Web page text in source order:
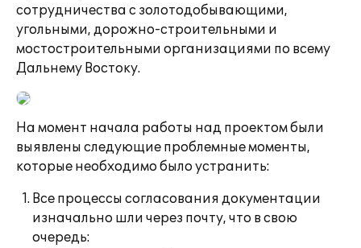
сотрудничества с золотодобывающими,
угольными, дорожно-строительными и
мостостроительными организациями по всему
Дальнему Востоку.
На момент начала работы над проектом были
выявлены следующие проблемные моменты,
которые необходимо было устранить:
Все процессы согласования документации
изначально шли через почту, что в свою
очередь: